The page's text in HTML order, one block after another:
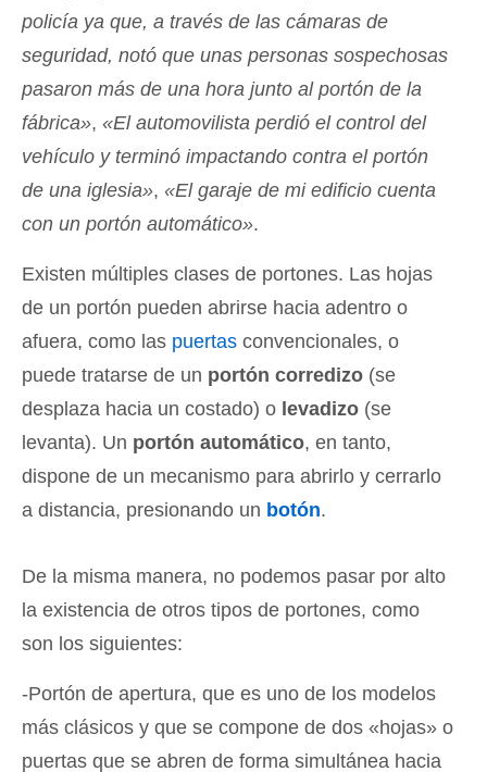
policía ya que, a través de las cámaras de
seguridad, notó que unas personas sospechosas
pasaron más de una hora junto al portón de la
fábrica», «El automovilista perdió el control del
vehículo y terminó impactando contra el portón
de una iglesia», «El garaje de mi edificio cuenta
con un portón automático».
Existen múltiples clases de portones. Las hojas
de un portón pueden abrirse hacia adentro o
afuera, como las puertas convencionales, o
puede tratarse de un portón corredizo (se
desplaza hacia un costado) o levadizo (se
levanta). Un portón automático, en tanto,
dispone de un mecanismo para abrirlo y cerrarlo
a distancia, presionando un botón.
De la misma manera, no podemos pasar por alto
la existencia de otros tipos de portones, como
son los siguientes:
-Portón de apertura, que es uno de los modelos
más clásicos y que se compone de dos «hojas» o
puertas que se abren de forma simultánea hacia